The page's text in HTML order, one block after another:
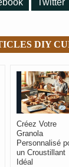
Twitter
DIY
Créez Votre
Granola
Personnalisé
un Croustillant
Idéal